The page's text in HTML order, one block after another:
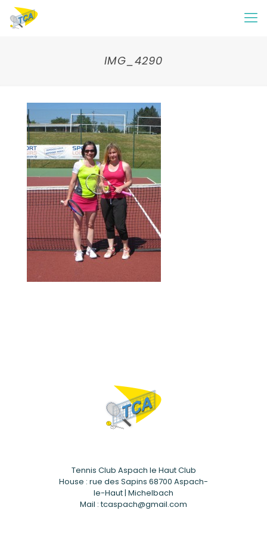
IMG_4290
Tennis Club Aspach le Haut Club
House : rue des Sapins 68700 Aspach-
le-Haut | Michelbach
Mail : tcaspach@gmail.com